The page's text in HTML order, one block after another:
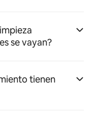
se vayan?
tienen